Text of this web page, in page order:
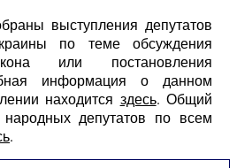
выступления депутатов
по теме обсуждения
или постановления
информация о данном
находится здесь. Общий
народных депутатов по всем
.